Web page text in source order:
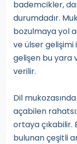
bademcikler,
durumdadır.
bozulmaya yol
ve ülser gelişimi
gelişen bu yara
verilir.
Dil
açabilen
ortaya çıkabilir.
bulunan çeşitli